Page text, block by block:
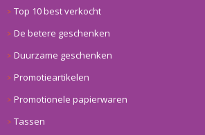
Top 10 best verkocht
De betere geschenken
Duurzame geschenken
Promotieartikelen
Promotionele papierwaren
Tassen